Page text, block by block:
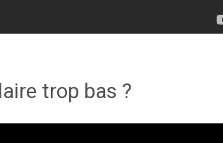
trop bas ?